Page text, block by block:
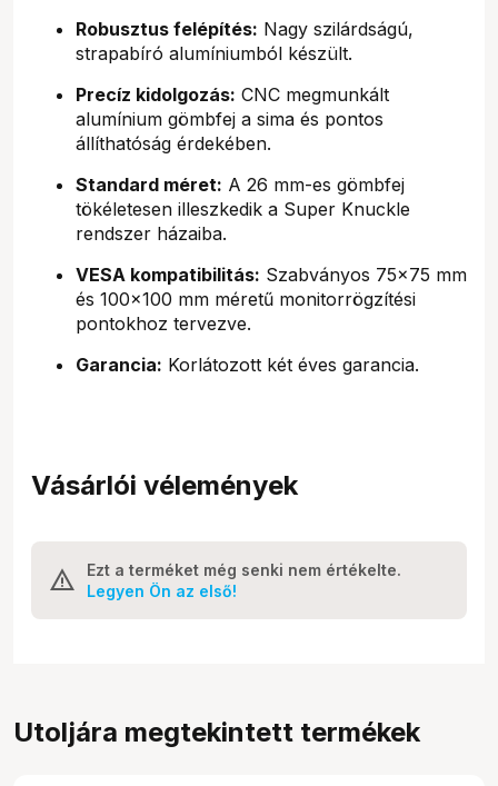
Robusztus felépítés: Nagy szilárdságú,
strapabíró alumíniumból készült.
Precíz kidolgozás: CNC megmunkált
alumínium gömbfej a sima és pontos
állíthatóság érdekében.
Standard méret: A 26 mm-es gömbfej
tökéletesen illeszkedik a Super Knuckle
rendszer házaiba.
VESA kompatibilitás: Szabványos 75x75 mm
és 100x100 mm méretű monitorrögzítési
pontokhoz tervezve.
Garancia: Korlátozott két éves garancia.
Vásárlói vélemények
Ezt a terméket még senki nem értékelte.
Legyen Ön az első!
Utoljára megtekintett termékek